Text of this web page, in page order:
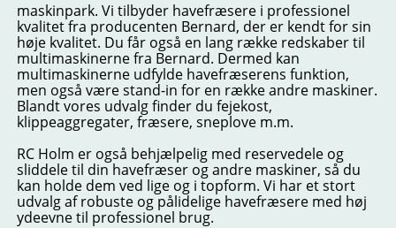
maskinpark. Vi tilbyder havefræsere i professionel
kvalitet fra producenten Bernard, der er kendt for sin
høje kvalitet. Du får også en lang række redskaber til
multimaskinerne fra Bernard. Dermed kan
multimaskinerne udfylde havefræserens funktion,
men også være stand-in for en række andre maskiner.
Blandt vores udvalg finder du fejekost,
klippeaggregater, fræsere, sneplove m.m.
RC Holm er også behjælpelig med reservedele og
sliddele til din havefræser og andre maskiner, så du
kan holde dem ved lige og i topform. Vi har et stort
udvalg af robuste og pålidelige havefræsere med høj
ydeevne til professionel brug.